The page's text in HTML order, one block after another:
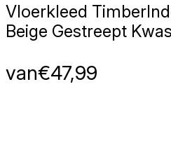
Vloerkleed Timber
Beige Gestreept
van€47,99